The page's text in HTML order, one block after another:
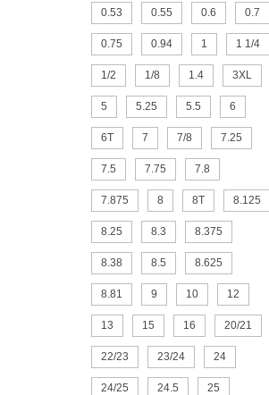
0.53 0.55 0.6 0.7
0.75 0.94 1 1 1/4
1/2 1/8 1.4 3XL
5 5.25 5.5 6
6T 7 7/8 7.25
7.5 7.75 7.8
7.875 8 8T 8.125
8.25 8.3 8.375
8.38 8.5 8.625
8.81 9 10 12
13 15 16 20/21
22/23 23/24 24
24/25 24.5 25